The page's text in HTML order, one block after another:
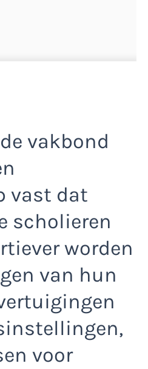
vakbond
vast dat
scholieren
worden
van hun
voor